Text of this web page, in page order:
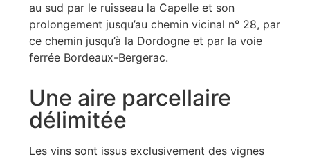
au sud par le ruisseau la Capelle et son
prolongement jusqu’au chemin vicinal n° 28, par
ce chemin jusqu’à la Dordogne et par la voie
ferrée Bordeaux-Bergerac.
Une aire parcellaire
délimitée
Les vins sont issus exclusivement des vignes